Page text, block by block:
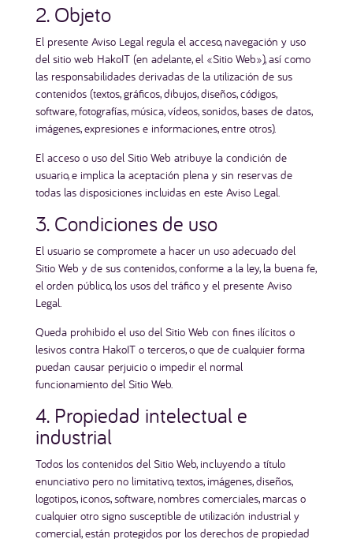
2. Objeto
El presente Aviso Legal regula el acceso, navegación y uso
del sitio web HakoIT (en adelante, el «Sitio Web»), así como
las responsabilidades derivadas de la utilización de sus
contenidos (textos, gráficos, dibujos, diseños, códigos,
software, fotografías, música, vídeos, sonidos, bases de datos,
imágenes, expresiones e informaciones, entre otros).
El acceso o uso del Sitio Web atribuye la condición de
usuario, e implica la aceptación plena y sin reservas de
todas las disposiciones incluidas en este Aviso Legal.
3. Condiciones de uso
El usuario se compromete a hacer un uso adecuado del
Sitio Web y de sus contenidos, conforme a la ley, la buena fe,
el orden público, los usos del tráfico y el presente Aviso
Legal.
Queda prohibido el uso del Sitio Web con fines ilícitos o
lesivos contra HakoIT o terceros, o que de cualquier forma
puedan causar perjuicio o impedir el normal
funcionamiento del Sitio Web.
4. Propiedad intelectual e
industrial
Todos los contenidos del Sitio Web, incluyendo a título
enunciativo pero no limitativo, textos, imágenes, diseños,
logotipos, iconos, software, nombres comerciales, marcas o
cualquier otro signo susceptible de utilización industrial y
comercial, están protegidos por los derechos de propiedad